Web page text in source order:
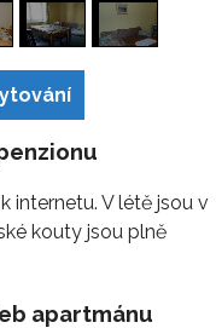
internetu. V létě jsou v
kouty jsou plně
apartmánu